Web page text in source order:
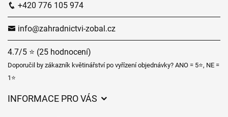
+420 776 105 974
info@zahradnictvi-zobal.cz
4.7/5 ⭐ (25 hodnocení)
Doporučil by zákazník květinářství po vyřízení objednávky? ANO = 5⭐, NE =
1⭐
INFORMACE PRO VÁS